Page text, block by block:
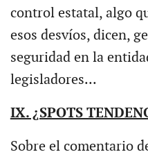
control estatal, algo
esos desvíos, dicen,
seguridad en la
legisladores...
IX. ¿SPOTS
Sobre el comentario